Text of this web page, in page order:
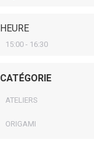
HEURE
15:00 - 16:30
CATÉGORIE
ATELIERS
ORIGAMI